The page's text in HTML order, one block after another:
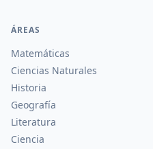
ÁREAS
Matemáticas
Ciencias Naturales
Historia
Geografía
Literatura
Ciencia